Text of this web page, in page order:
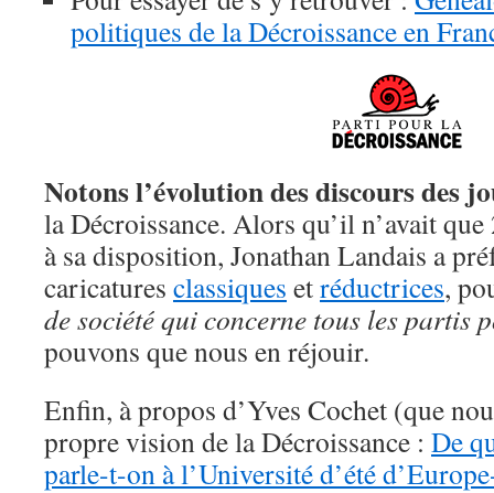
politiques de la Décroissance en
Notons l’évolution des discours des
la Décroissance. Alors qu’il n’avait
à sa disposition, Jonathan Landais a
caricatures classiques etréductrices,
de société qui concerne tous les partis
pouvons que nous en réjouir.
Enfin, à propos d’Yves Cochet (que
propre vision de la Décroissance : De
parle-t-on à l’Université d’été